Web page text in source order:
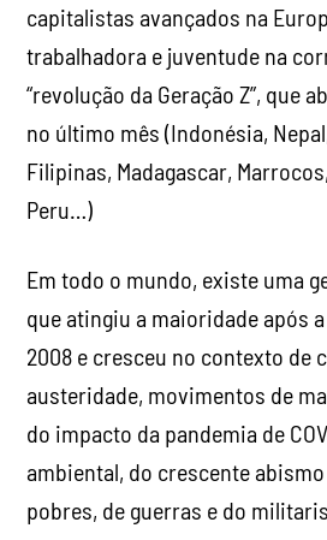
capitalistas avançados na
trabalhadora e juventude na
“revolução da Geração Z”, que
no último mês (Indonésia,
Filipinas, Madagascar,
Peru…)
Em todo o mundo, existe uma
que atingiu a maioridade após
2008 e cresceu no contexto de
austeridade, movimentos de
do impacto da pandemia de
ambiental, do crescente
pobres, de guerras e do